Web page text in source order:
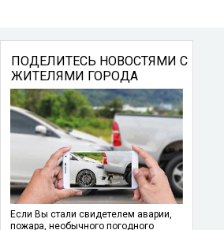
ПОДЕЛИТЕСЬ НОВОСТЯМИ С
ЖИТЕЛЯМИ ГОРОДА
Если Вы стали свидетелем аварии,
пожара, необычного погодного